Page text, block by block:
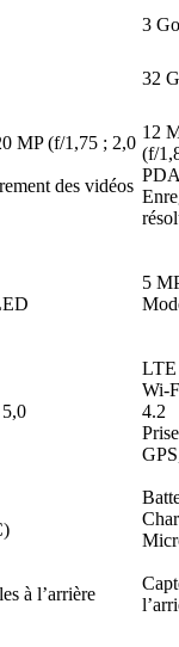
3
32
MP (f/1,75 ; 2,0
des vidéos
12
(f/
5
LTE
Wi-
4.2
à l’arrière